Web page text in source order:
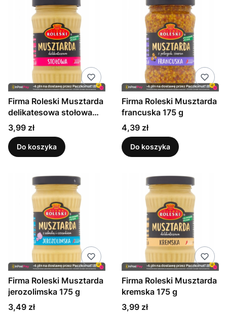
Firma Roleski Musztarda
delikatesowa stołowa
175g
Cena
3,99 zł
Do koszyka
Firma Roleski Musztarda
francuska 175 g
Cena
4,39 zł
Do koszyka
Firma Roleski Musztarda
jerozolimska 175 g
Cena
3,49 zł
Firma Roleski Musztarda
kremska 175 g
Cena
3,99 zł